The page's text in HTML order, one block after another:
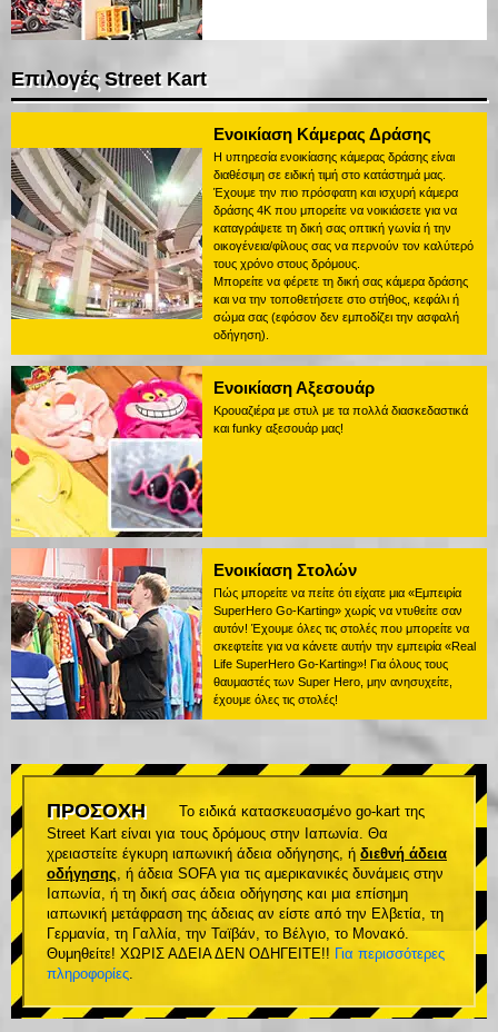
Επιλογές Street Kart
Ενοικίαση Κάμερας Δράσης
Η υπηρεσία ενοικίασης κάμερας δράσης είναι
διαθέσιμη σε ειδική τιμή στο κατάστημά μας.
Έχουμε την πιο πρόσφατη και ισχυρή κάμερα
δράσης 4K που μπορείτε να νοικιάσετε για να
καταγράψετε τη δική σας οπτική γωνία ή την
οικογένεια/φίλους σας να περνούν τον καλύτερό
τους χρόνο στους δρόμους.
Μπορείτε να φέρετε τη δική σας κάμερα δράσης
και να την τοποθετήσετε στο στήθος, κεφάλι ή
σώμα σας (εφόσον δεν εμποδίζει την ασφαλή
οδήγηση).
Ενοικίαση Αξεσουάρ
Κρουαζιέρα με στυλ με τα πολλά διασκεδαστικά
και funky αξεσουάρ μας!
Ενοικίαση Στολών
Πώς μπορείτε να πείτε ότι είχατε μια «Εμπειρία
SuperHero Go-Karting» χωρίς να ντυθείτε σαν
αυτόν! Έχουμε όλες τις στολές που μπορείτε να
σκεφτείτε για να κάνετε αυτήν την εμπειρία «Real
Life SuperHero Go-Karting»! Για όλους τους
θαυμαστές των Super Hero, μην ανησυχείτε,
έχουμε όλες τις στολές!
ΠΡΟΣΟΧΗ
Το ειδικά κατασκευασμένο go-kart της
Street Kart είναι για τους δρόμους στην Ιαπωνία. Θα
χρειαστείτε έγκυρη ιαπωνική άδεια οδήγησης, ή διεθνή άδεια
οδήγησης, ή άδεια SOFA για τις αμερικανικές δυνάμεις στην
Ιαπωνία, ή τη δική σας άδεια οδήγησης και μια επίσημη
ιαπωνική μετάφραση της άδειας αν είστε από την Ελβετία, τη
Γερμανία, τη Γαλλία, την Ταϊβάν, το Βέλγιο, το Μονακό.
Θυμηθείτε! ΧΩΡΙΣ ΑΔΕΙΑ ΔΕΝ ΟΔΗΓΕΙΤΕ!! Για περισσότερες
πληροφορίες.